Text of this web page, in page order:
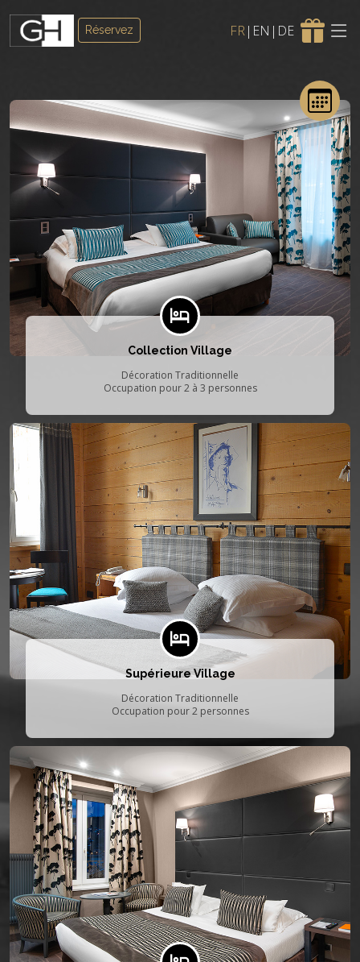
Réservez FR| EN | DE
×
Collection Village
Décoration Traditionnelle
Occupation pour 2 à 3 personnes
Supérieure Village
Décoration Traditionnelle
Occupation pour 2 personnes